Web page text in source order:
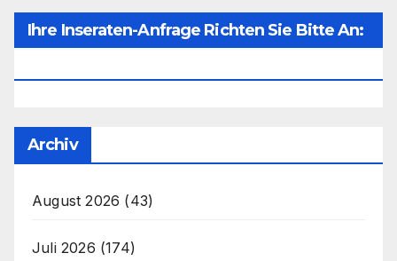
Ihre Inseraten-Anfrage Richten Sie Bitte An:
Archiv
August 2026 (43)
Juli 2026 (174)